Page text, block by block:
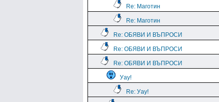
Re: Маготин
Re: Маготин
Re: ОБЯВИ И ВЪПРОСИ
Re: ОБЯВИ И ВЪПРОСИ
Re: ОБЯВИ И ВЪПРОСИ
Уау!
Re: Уау!